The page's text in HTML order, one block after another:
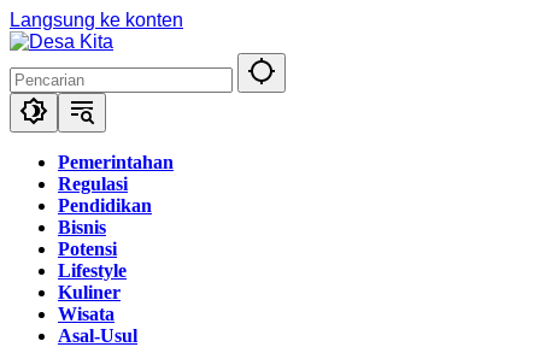
Langsung ke konten
Pemerintahan
Regulasi
Pendidikan
Bisnis
Potensi
Lifestyle
Kuliner
Wisata
Asal-Usul